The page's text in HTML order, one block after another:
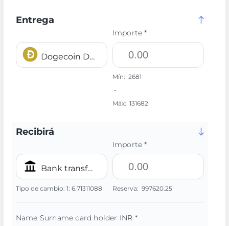
Entrega
Dogecoin DOGE
Importe *
Mín: 2681
-
Máx: 131682
Recibirá
Bank transfer/IBAN INR
Tipo de cambio: 1: 6.71311088
Importe *
Reserva: 997620.25
Name Surname card holder INR *